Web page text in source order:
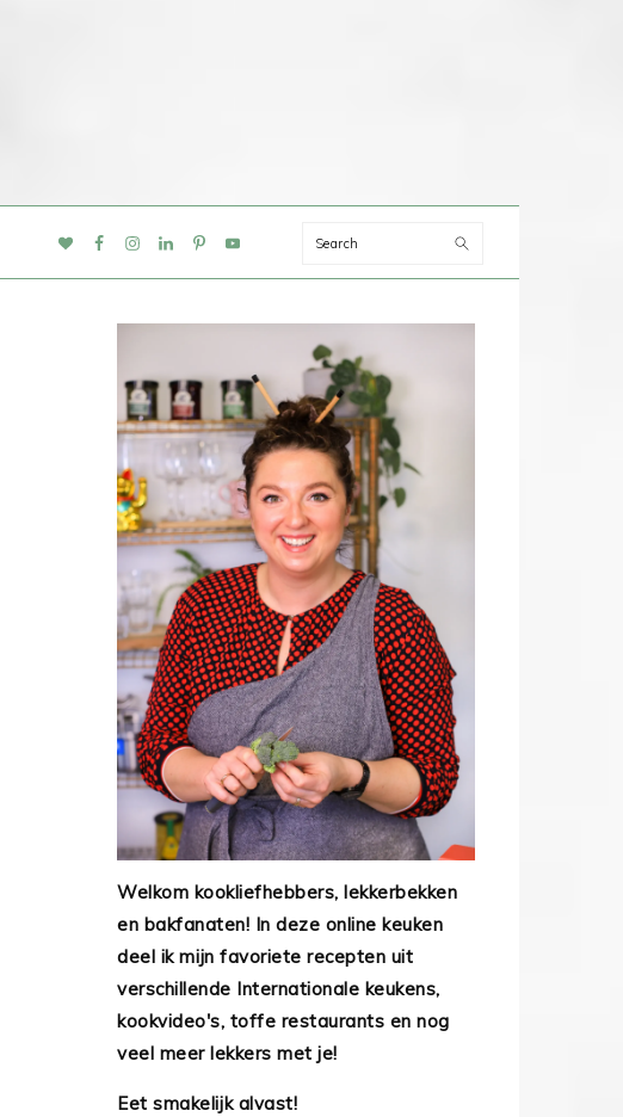
NAV
Search
Welkom kookliefhebbers, lekkerbekken
en bakfanaten! In deze online keuken
deel ik mijn favoriete recepten uit
verschillende Internationale keukens,
kookvideo's, toffe restaurants en nog
veel meer lekkers met je!
Eet smakelijk alvast!